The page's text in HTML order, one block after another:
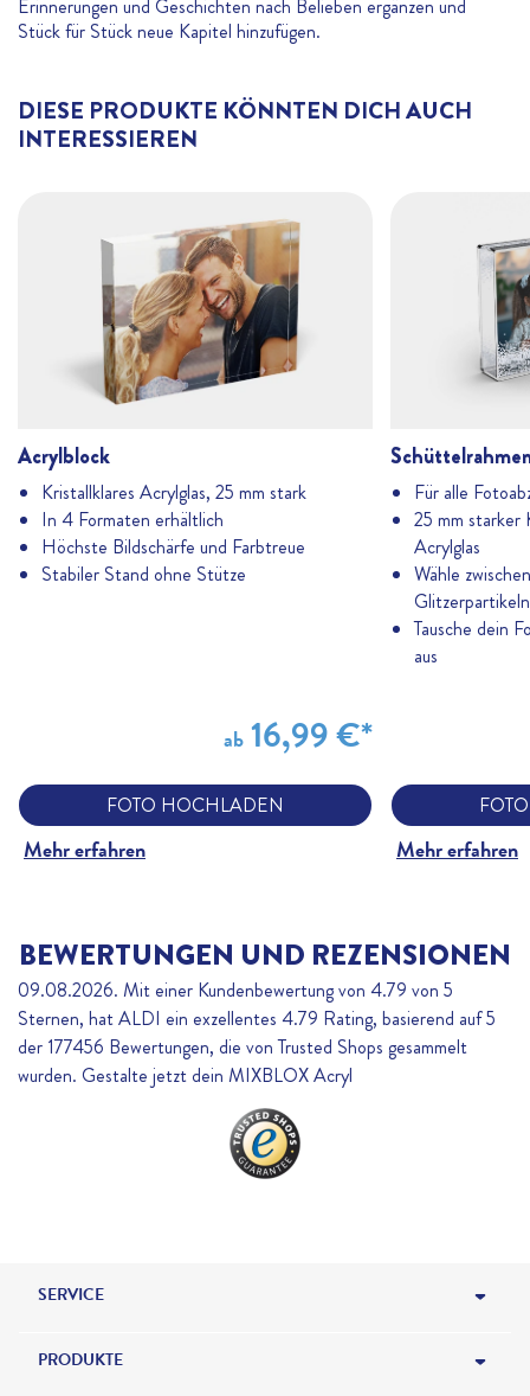
DIESE PRODUKTE KÖNNTEN DICH AUCH
INTERESSIEREN
Acrylblock
Kristallklares Acrylglas, 25 mm stark
In 4 Formaten erhältlich
Höchste Bildschärfe und Farbtreue
Stabiler Stand ohne Stütze
ab 16,99 €*
FOTO HOCHLADEN
Mehr erfahren
Für alle
25 mm starker
Acrylglas
Wähle
Glitzerpartikeln
Tausche dein
aus
Mehr erfahren
Erinnerungen und Geschichten nach Belieben ergänzen und
Stück für Stück neue Kapitel hinzufügen.
BEWERTUNGEN UND REZENSIONEN
09.08.2026. Mit einer Kundenbewertung von 4.79 von 5
Sternen, hat ALDI ein exzellentes 4.79 Rating, basierend auf5
der 177456 Bewertungen, die von Trusted Shops gesammelt
wurden. Gestalte jetzt dein MIXBLOX Acryl
SERVICE
HILFE & KONTAKT
PRODUKTE